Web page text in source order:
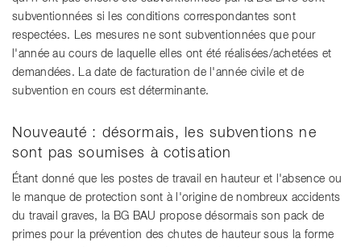
subventionnées si les conditions correspondantes sont
respectées. Les mesures ne sont subventionnées que pour
l'année au cours de laquelle elles ont été réalisées/achetées et
demandées. La date de facturation de l'année civile et de
subvention en cours est déterminante.
Nouveauté : désormais, les subventions ne
sont pas soumises à cotisation
Étant donné que les postes de travail en hauteur et l'absence ou
le manque de protection sont à l'origine de nombreux accidents
du travail graves, la BG BAU propose désormais son pack de
primes pour la prévention des chutes de hauteur sous la forme